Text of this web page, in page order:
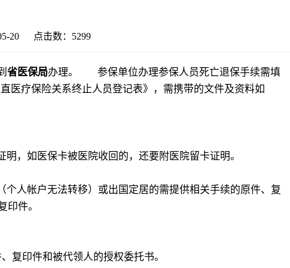
20 点击数： 5299
省医保局办理。
参保单位办理参保人员死亡退保手续需填
医疗保险关系终止人员登记表》，需携带的文件及资料如
，如医保卡被医院收回的，还要附医院留卡证明。
人帐户无法转移）或出国定居的需提供相关手续的原件、复
印件。
复印件和被代领人的授权委托书。